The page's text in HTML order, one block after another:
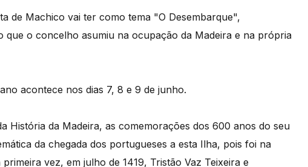
de Machico vai ter como tema "O Desembarque",
que o concelho asumiu na ocupação da Madeira e na própria
acontece nos dias 7, 8 e 9 de junho.
História da Madeira, as comemorações dos 600 anos do seu
da chegada dos portugueses a esta Ilha, pois foi na
vez, em julho de 1419, Tristão Vaz Teixeira e